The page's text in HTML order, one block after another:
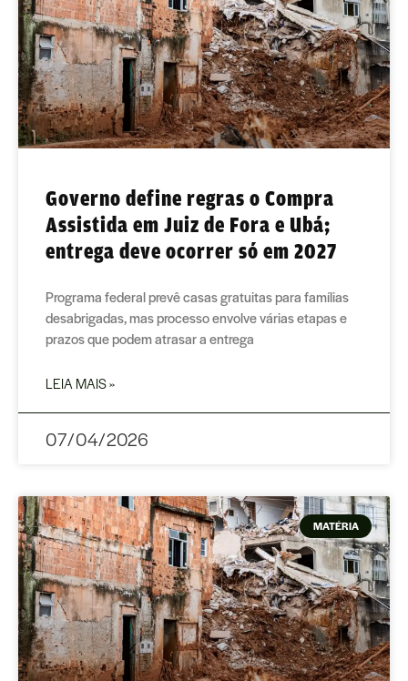
Governo define regras o Compra
Assistida em Juiz de Fora e Ubá;
entrega deve ocorrer só em 2027
Programa federal prevê casas gratuitas para famílias
desabrigadas, mas processo envolve várias etapas e
prazos que podem atrasar a entrega
LEIA MAIS »
07/04/2026
MATÉRIA